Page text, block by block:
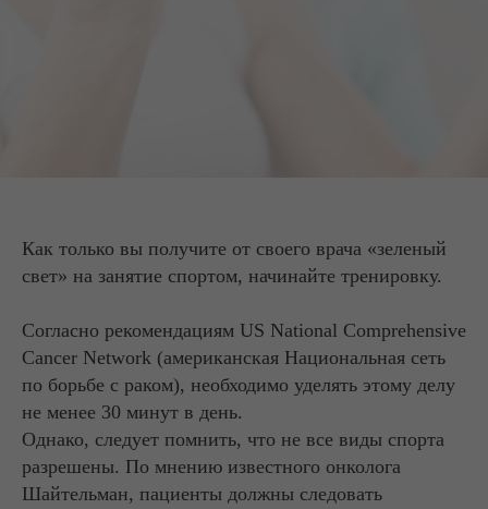
Как только вы получите от своего врача «зеленый
свет» на занятие спортом, начинайте тренировку.
Согласно рекомендациям US National Comprehensive
Cancer Network (американская Национальная сеть
по борьбе с раком), необходимо уделять этому делу
не менее 30 минут в день.
Однако, следует помнить, что не все виды спорта
разрешены. По мнению известного онколога
Шайтельман, пациенты должны следовать